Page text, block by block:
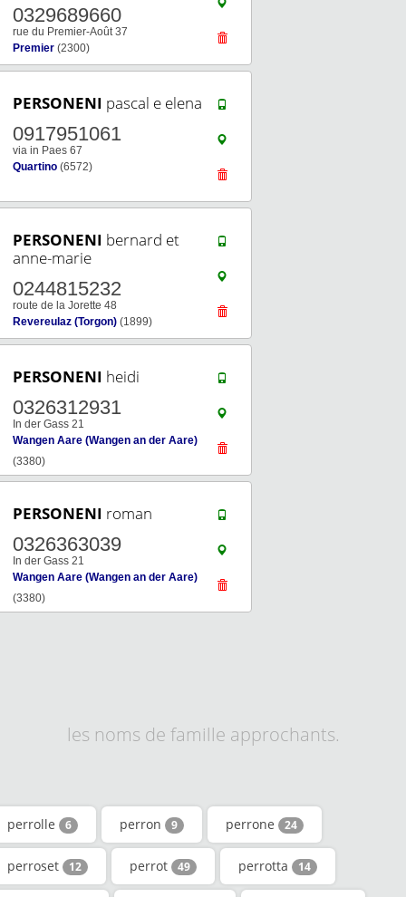
0329689660
rue du Premier-Août 37
Premier (2300)
PERSONENI pascal e elena
0917951061
via in Paes 67
Quartino (6572)
PERSONENI bernard et
anne-marie
0244815232
route de la Jorette 48
Revereulaz (Torgon) (1899)
PERSONENI heidi
0326312931
In der Gass 21
Wangen Aare (Wangen an der Aare)
(3380)
PERSONENI roman
0326363039
In der Gass 21
Wangen Aare (Wangen an der Aare)
(3380)
les noms de famille approchants.
perrolle 6 perron 9 perrone 24
perroset 12 perrot 49 perrotta 14